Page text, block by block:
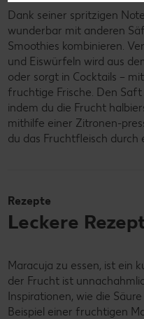
Dank seiner spritzigen
wunderbar mit anderen
Smoothies kombinieren.
und Eiswürfeln wird aus
oder sorgt in Cocktails –
fruchtige Frische. Den
indem du die Frucht
mithilfe einer Zitronen-
du das Fruchtfleisch durch
Rezepte
Leckere
Maracuja zu essen, ist ein
der Frucht ist
Inspirationen, wie die
Beispiel einer fruchtigen